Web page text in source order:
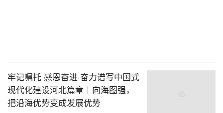
牢记嘱托 感恩奋进·奋力谱写中国式
现代化建设河北篇章｜向海图强，
把沿海优势变成发展优势